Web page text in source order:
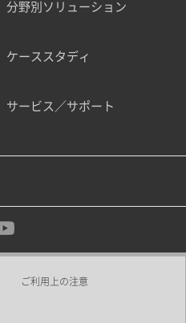
分野別ソリューション
ケーススタディ
サービス／サポート
ご利用上の注意